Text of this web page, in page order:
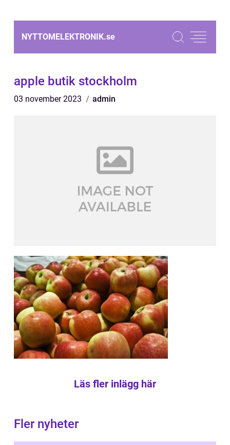
NYTTOMELEKTRONIK.se
apple butik stockholm
03 november 2023 admin
Läs fler inlägg här
Fler nyheter